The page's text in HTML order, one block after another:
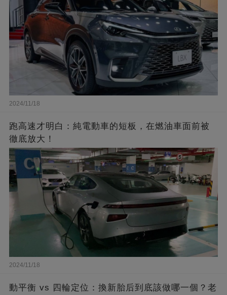
2024/11/18
跑高速才明白：純電動車的短板，在燃油車面前被
徹底放大！
2024/11/18
動平衡 vs 四輪定位：換新胎后到底該做哪一個？老